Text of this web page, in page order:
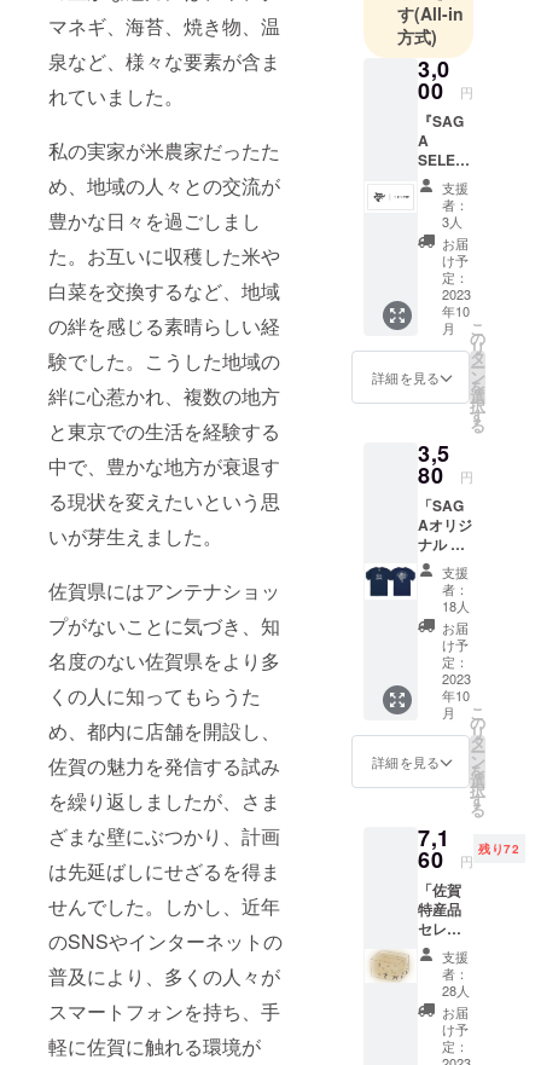
マネギ、海苔、焼き物、温
泉など、様々な要素が含ま
れていました。
私の実家が米農家だったた
め、地域の人々との交流が
豊かな日々を過ごしまし
た。お互いに収穫した米や
白菜を交換するなど、地域
の絆を感じる素晴らしい経
験でした。こうした地域の
絆に心惹かれ、複数の地方
と東京での生活を経験する
中で、豊かな地方が衰退す
る現状を変えたいという思
いが芽生えました。
佐賀県にはアンテナショッ
プがないことに気づき、知
名度のない佐賀県をより多
くの人に知ってもらうた
め、都内に店舗を開設し、
佐賀の魅力を発信する試み
を繰り返しましたが、さま
ざまな壁にぶつかり、計画
は先延ばしにせざるを得ま
せんでした。しかし、近年
のSNSやインターネットの
普及により、多くの人々が
スマートフォンを持ち、手
軽に佐賀に触れる環境が
「コト創
り」に取り
組んでいま
私たちの使
命は、
地域内で独
自の価値を
地域課題を
解決し、
新たな価値
を生み出す
こと。
地域のサ
ポーターと
私たちは情
熱をもって
その実現に
向けて努力
していま
す(All-in
方式)
3,0
00 円
『SAG
A
SELEC
T
BOX』
10％OF
Fチケッ
ト 5枚
サイト
内で
SAGA
SELEC
T BOX
購入時
できる
コード
（チ
ケッ
ト）を
送付さ
せてい
ただき
ます。
※チケッ
ト期限
１年間
になり
ます。
支援
者：
3人
お届
け予
定：
2023
年10
月
詳細を見る
こ
の
リ
タ
ー
ン
を
選
択
す
る
3,5
80 円
「SAG
Aオリジ
ナル T
シャ
ツ」 前
面には
「SAG
A」の文
字が添
えら
れ、 背
面には
「YOK
A
INAKA
SAGA
うフ
レーズ
が刻ま
れてい
ます。
そし
て、佐
賀の伝
統的な
焼き物
と、佐
賀イン
支援
者：
18人
お届
け予
定：
2023
年10
月
詳細を見る
こ
の
リ
タ
ー
ン
を
選
択
す
る
7,1
60 円
残り72
「佐賀
特産品
セレク
ト
BOX」
～おま
かせセ
レクト
～ 佐賀
支援
者：
28人
お届
け予
定：